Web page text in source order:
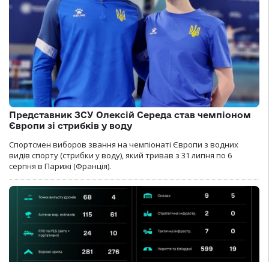
Представник ЗСУ Олексій Середа став чемпіоном
Європи зі стрибків у воду
Спортсмен виборов звання на чемпіонаті Європи з водних
видів спорту (стрибки у воду), який тривав з 31 липня по 6
серпня в Парижі (Франція).